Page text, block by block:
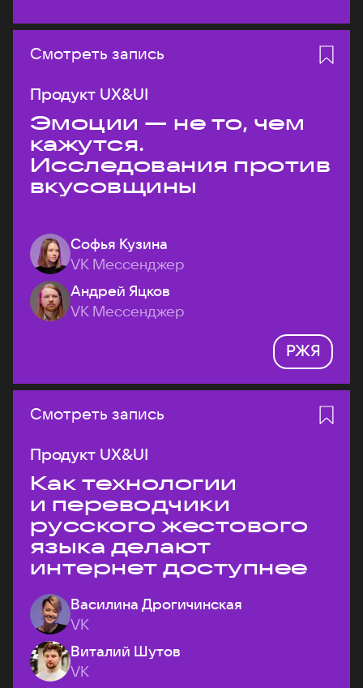
Смотреть запись
Продукт UX&UI
Эмоции — не то, чем
кажутся.
Исследования против
вкусовщины
Софья Кузина
VK Мессенджер
Андрей Яцков
VK Мессенджер
РЖЯ
Смотреть запись
Продукт UX&UI
Как технологии
и переводчики
русского жестового
языка делают
интернет доступнее
Василина Дрогичинская
VK
Виталий Шутов
VK